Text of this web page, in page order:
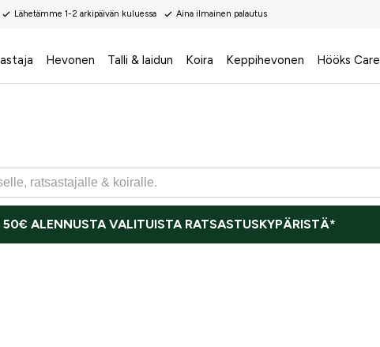
Lähetämme 1-2 arkipäivän kuluessa Aina ilmainen palautus
Hevonen Talli & laidun Koira Keppihevonen Hööks Care
50€ ALENNUSTA VALITUISTA RATSASTUSKYPÄRISTÄ*